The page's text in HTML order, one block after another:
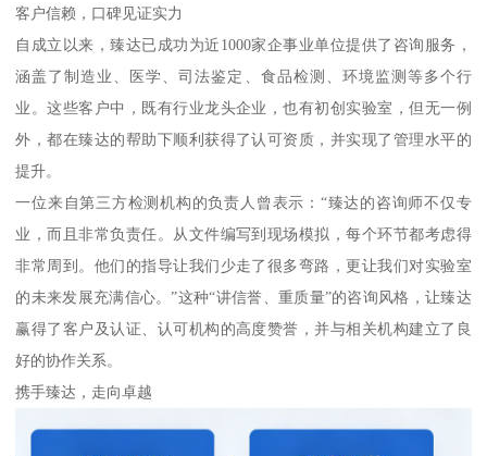
客户信赖，口碑见证实力
自成立以来，臻达已成功为近1000家企事业单位提供了咨询服务，
涵盖了制造业、医学、司法鉴定、食品检测、环境监测等多个行
业。这些客户中，既有行业龙头企业，也有初创实验室，但无一例
外，都在臻达的帮助下顺利获得了认可资质，并实现了管理水平的
提升。
一位来自第三方检测机构的负责人曾表示：“臻达的咨询师不仅专
业，而且非常负责任。从文件编写到现场模拟，每个环节都考虑得
非常周到。他们的指导让我们少走了很多弯路，更让我们对实验室
的未来发展充满信心。”这种“讲信誉、重质量”的咨询风格，让臻达
赢得了客户及认证、认可机构的高度赞誉，并与相关机构建立了良
好的协作关系。
携手臻达，走向卓越